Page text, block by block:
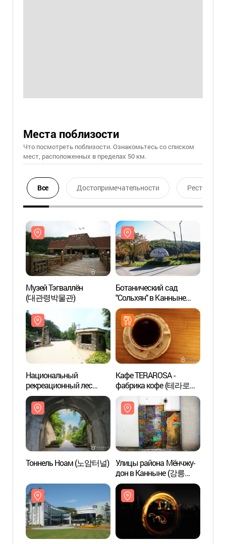
Места поблизости
Что посмотреть поблизости. Ознакомьтесь со списком
мест, расположенных в пределах 50 км.
Все Достопримечательности Ресторан
Музей Тэгваллён
(대관령박물관)
Ботанический сад
"Сольхян" в Канныне
(강릉 솔향수목원)
Национальный
рекреационный лес
Тэгваллён (국립
대관령자연휴양림)
Кафе TERAROSA -
фабрика кофе (테라로사
커피공장)
Тоннель Ноам (노암터널)
Улицы района Мёнчжу-
дон в Канныне (강릉
명주동 거리)